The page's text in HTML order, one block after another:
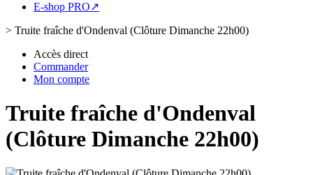
E-shop PRO↗
> Truite fraîche d'Ondenval (Clôture Dimanche 22h00)
Accès direct
Commander
Mon compte
Truite fraîche d'Ondenval
(Clôture Dimanche 22h00)